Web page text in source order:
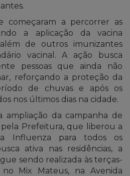
começaram a percorrer as
a aplicação da vacina
de outros imunizantes
vacinal. A ação busca
pessoas que ainda não
reforçando a proteção da
de chuvas e após os
nos últimos dias na cidade.
ampliação da campanha de
Prefeitura, que liberou a
Influenza para todos os
ativa nas residências, a
sendo realizada às terças-
no Mix Mateus, na Avenida